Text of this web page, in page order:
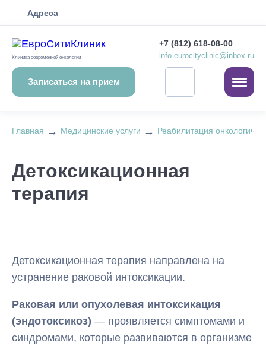
Адреса
Клиника современной онкологии
+7 (812) 618-08-00
info.eurocityclinic@inbox.ru
Записаться на прием
Главная → Медицинские услуги → Реабилитация
Детоксикационная
терапия
Детоксикационная терапия направлена на
устранение раковой интоксикации.
Раковая или опухолевая интоксикация
(эндотоксикоз) — проявляется симптомами и
синдромами, которые развиваются в организме